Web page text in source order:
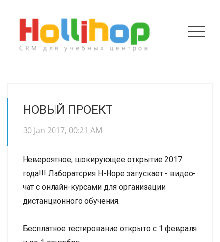
НОВЫЙ ПРОЕКТ
30 Jan 2017, 00:21 AM
Невероятное, шокирующее открытие 2017
года!!! Лаборатория H-Hope запускает - видео-
чат с онлайн-курсами для организации
дистанционного обучения.
Бесплатное тестирование открыто с 1 февраля